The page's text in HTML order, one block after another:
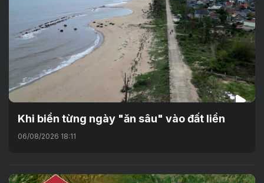
Khi biển từng ngày "ăn sâu" vào đất liền
06/08/2026 18:11